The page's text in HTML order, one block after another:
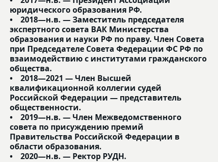
юридического образования РФ.
• 2018—н.в. — Заместитель председателя
экспертного совета ВАК Министерства
образования и науки РФ по праву. Член Совета
при Председателе Совета Федерации ФС РФ по
взаимодействию с институтами гражданского
общества.
• 2018—2021 — Член Высшей
квалификационной коллегии судей
Российской Федерации — представитель
общественности.
• 2019—н.в. — Член Межведомственного
совета по присуждению премий
Правительства Российской Федерации в
области образования.
• 2020—н.в. — Ректор РУДН.